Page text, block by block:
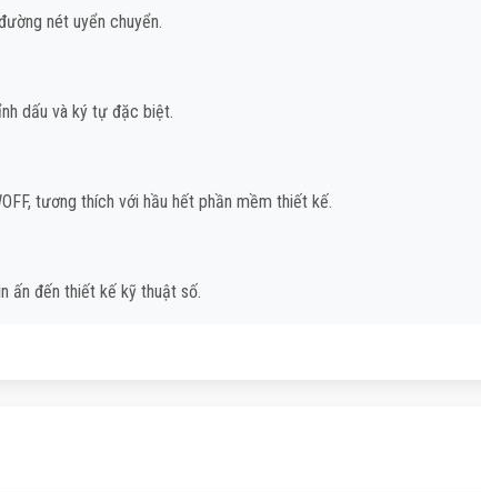
nét uyển chuyển.
dấu và ký tự đặc biệt.
tương thích với hầu hết phần mềm thiết kế.
ấn đến thiết kế kỹ thuật số.